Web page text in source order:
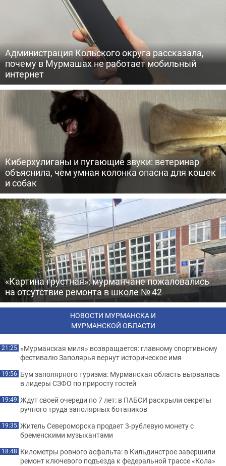
Администрация Кольского округа рассказала,
почему в Мурмашах не работает мобильный
интернет
Киберхулиганы и пугающие звуки: ветеринар
объяснила, чем умная колонка опасна для кошек
и собак
«Картина грустная»: мурманчане пожаловались
на отсутствие ремонта в школе № 42
НОВОСТИ МУРМАНСКА И
МУРМАНСКОЙ ОБЛАСТИ
21:25 «Мурманская миля» возвращается: главному спортивному
фестивалю Заполярья вернут историческое имя
19:56 Бум заполярного туризма: Мурманская область вырвалась
в лидеры СЗФО по приросту гостей
19:49 Ждут своей очереди по 7 лет: в ПАБСИ раскрыли секреты
ручного труда заполярных ботаников
19:35 Житель Североморска продает 3-рублевую монету с
бременскими музыкантами
18:48 Километры ровного асфальта: в Кильдинстрое завершили
ремонт ключевого подъезда к федеральной трассе «Кола»